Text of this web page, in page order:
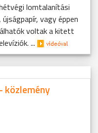
lomtalanítási
vagy éppen
voltak a kitett
...
közlemény